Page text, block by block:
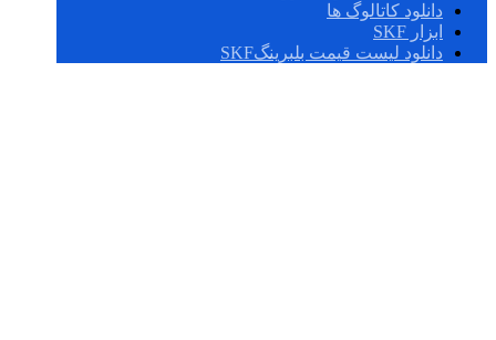
دانلود کاتالوگ ها
ابزار SKF
دانلود لیست قیمت بلبرینگSKF